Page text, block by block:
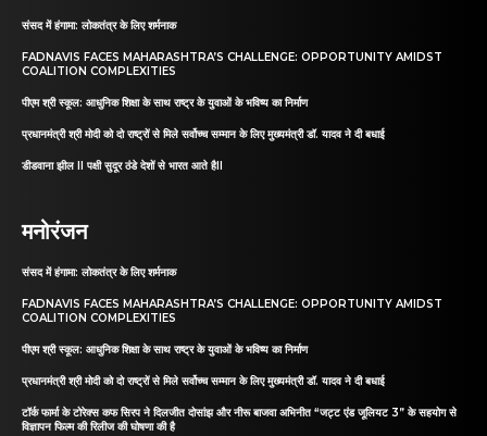
संसद में हंगामा: लोकतंत्र के लिए शर्मनाक
FADNAVIS FACES MAHARASHTRA’S CHALLENGE: OPPORTUNITY AMIDST
COALITION COMPLEXITIES
पीएम श्री स्कूल: आधुनिक शिक्षा के साथ राष्ट्र के युवाओं के भविष्य का निर्माण
प्रधानमंत्री श्री मोदी को दो राष्ट्रों से मिले सर्वोच्च सम्मान के लिए मुख्यमंत्री डॉ. यादव ने दी बधाई
डीडवाना झील II पक्षी सुदूर ठंडे देशों से भारत आते हैII
मनोरंजन
संसद में हंगामा: लोकतंत्र के लिए शर्मनाक
FADNAVIS FACES MAHARASHTRA’S CHALLENGE: OPPORTUNITY AMIDST
COALITION COMPLEXITIES
पीएम श्री स्कूल: आधुनिक शिक्षा के साथ राष्ट्र के युवाओं के भविष्य का निर्माण
प्रधानमंत्री श्री मोदी को दो राष्ट्रों से मिले सर्वोच्च सम्मान के लिए मुख्यमंत्री डॉ. यादव ने दी बधाई
टॉर्क फार्मा के टोरेक्स कफ सिरप ने दिलजीत दोसांझ और नीरू बाजवा अभिनीत “जट्ट एंड जूलियट 3” के सहयोग से
विज्ञापन फिल्म की रिलीज की घोषणा की है